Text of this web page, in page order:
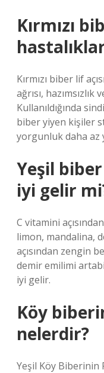
Kırmızı
Kırmızı biber lif
ağrısı, hazımsızlık
Kullanıldığında
biber yiyen kişiler
yorgunluk daha az
Yeşil
iyi gelir
C vitamini
limon, mandalina,
açısından zengin
demir emilimi
iyi gelir.
Köy
nelerdir?
Yeşil Köy Biberinin